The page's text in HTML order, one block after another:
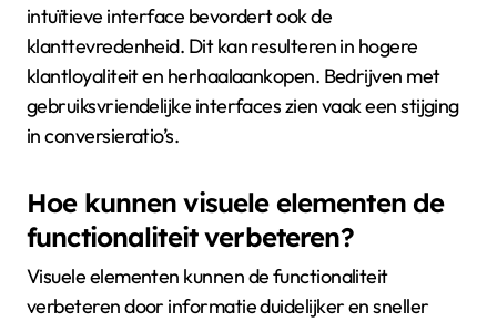
intuïtieve interface bevordert ook de
klanttevredenheid. Dit kan resulteren in hogere
klantloyaliteit en herhaalaankopen. Bedrijven met
gebruiksvriendelijke interfaces zien vaak een stijging
in conversieratio’s.
Hoe kunnen visuele elementen de
functionaliteit verbeteren?
Visuele elementen kunnen de functionaliteit
verbeteren door informatie duidelijker en sneller